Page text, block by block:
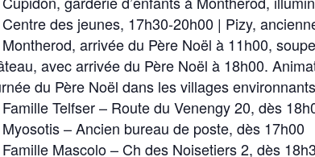
Centre des jeunes, 17h30-20h00 | Pizy,
Montherod, arrivée du Père Noël à 11h00,
avec arrivée du Père Noël à 18h00.
du Père Noël dans les villages environnants
Famille Telfser – Route du Venengy 20, dès
Myosotis – Ancien bureau de poste, dès 17h00
Famille Mascolo – Ch des Noisetiers 2, dès